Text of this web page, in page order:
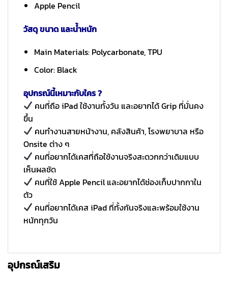
Apple Pencil
วัสดุ ขนาด และน้ำหนัก
Main Materials: Polycarbonate, TPU
Color: Black
อุปกรณ์นี้เหมาะกับใคร ?
คนที่ถือ iPad ใช้งานทั้งวัน และอยากได้ Grip ที่มั่นคง
ขึ้น
คนทำงานสายหน้างาน, คลังสินค้า, โรงพยาบาล หรือ
Onsite ต่าง ๆ
คนที่อยากได้เคสที่ถือใช้งานจริงสะดวกกว่าเดิมแบบ
เห็นผลชัด
คนที่ใช้ Apple Pencil และอยากได้ช่องเก็บปากกาใน
ตัว
คนที่อยากได้เคส iPad ที่ทั้งกันจริงและพร้อมใช้งาน
หนักทุกวัน
อุปกรณ์เสริม